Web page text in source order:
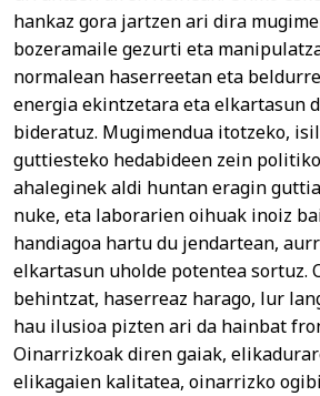
hankaz gora jartzen ari dira
bozeramaile gezurti eta
normalean haserreetan eta
energia ekintzetara eta elkartasun
bideratuz. Mugimendua itotzeko,
guttiesteko hedabideen zein
ahaleginek aldi huntan eragin
nuke, eta laborarien oihuak inoiz
handiagoa hartu du jendartean,
elkartasun uholde potentea sortuz.
behintzat, haserreaz harago, lur
hau ilusioa pizten ari da hainbat
Oinarrizkoak diren gaiak,
elikagaien kalitatea, oinarrizko